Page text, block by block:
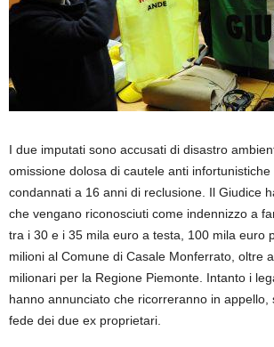
I due imputati sono accusati di disastro
omissione dolosa di cautele anti
condannati a 16 anni di reclusione. Il Giudice
che vengano riconosciuti come indennizzo a
tra i 30 e i 35 mila euro a testa, 100 mila euro
milioni al Comune di Casale Monferrato, oltre
milionari per la Regione Piemonte. Intanto i
hanno annunciato che ricorreranno in appello,
fede dei due ex proprietari.